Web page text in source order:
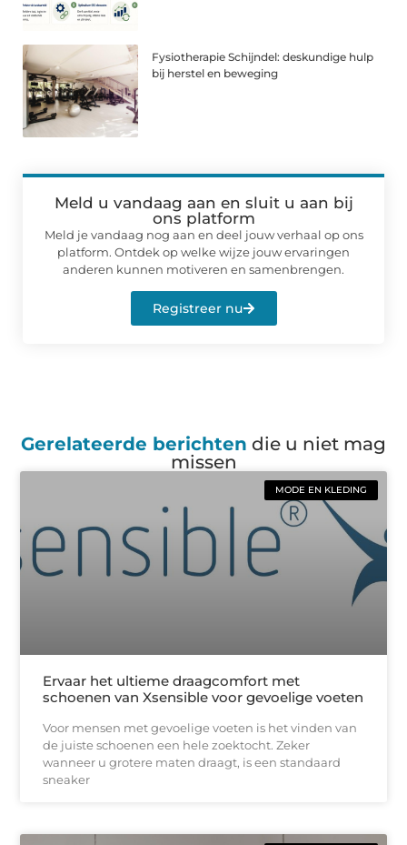
Fysiotherapie Schijndel: deskundige hulp
bij herstel en beweging
Meld u vandaag aan en sluit u aan bij
ons platform
Meld je vandaag nog aan en deel jouw verhaal op ons
platform. Ontdek op welke wijze jouw ervaringen
anderen kunnen motiveren en samenbrengen.
Registreer nu
Gerelateerde berichten die u niet mag
missen
MODE EN KLEDING
Ervaar het ultieme draagcomfort met
schoenen van Xsensible voor gevoelige voeten
Voor mensen met gevoelige voeten is het vinden van
de juiste schoenen een hele zoektocht. Zeker
wanneer u grotere maten draagt, is een standaard
sneaker